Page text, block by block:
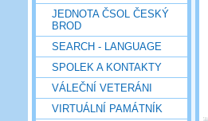
JEDNOTA ČSOL ČESKÝ
BROD
SEARCH - LANGUAGE
SPOLEK A KONTAKTY
VÁLEČNÍ VETERÁNI
VIRTUÁLNÍ PAMÁTNÍK